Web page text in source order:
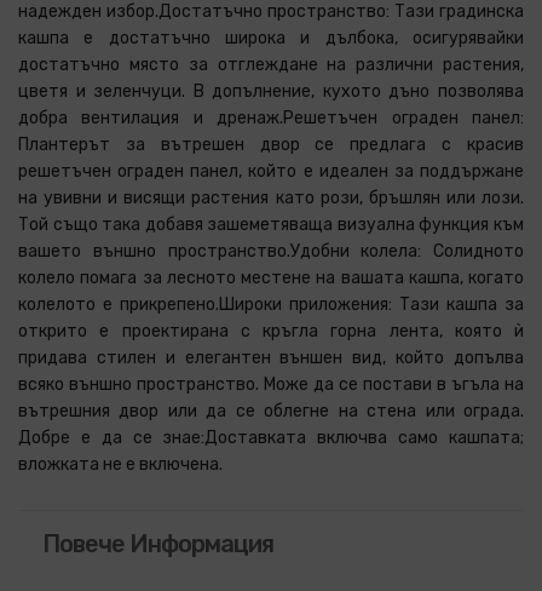
надежден избор.Достатъчно пространство: Тази градинска
кашпа е достатъчно широка и дълбока, осигурявайки
достатъчно място за отглеждане на различни растения,
цветя и зеленчуци. В допълнение, кухото дъно позволява
добра вентилация и дренаж.Решетъчен ограден панел:
Плантерът за вътрешен двор се предлага с красив
решетъчен ограден панел, който е идеален за поддържане
на увивни и висящи растения като рози, бръшлян или лози.
Той също така добавя зашеметяваща визуална функция към
вашето външно пространство.Удобни колела: Солидното
колело помага за лесното местене на вашата кашпа, когато
колелото е прикрепено.Широки приложения: Тази кашпа за
открито е проектирана с кръгла горна лента, която ѝ
придава стилен и елегантен външен вид, който допълва
всяко външно пространство. Може да се постави в ъгъла на
вътрешния двор или да се облегне на стена или ограда.
Добре е да се знае:Доставката включва само кашпата;
вложката не е включена.
Повече Информация